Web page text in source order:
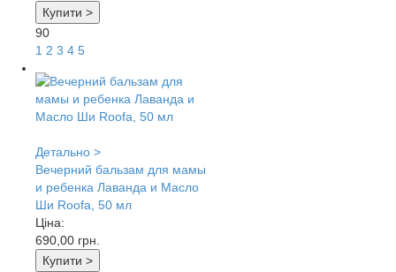
Купити >
90
1 2 3 4 5
Детально >
Вечерний бальзам для мамы
и ребенка Лаванда и Масло
Ши Roofa, 50 мл
Ціна:
690,00 грн.
Купити >